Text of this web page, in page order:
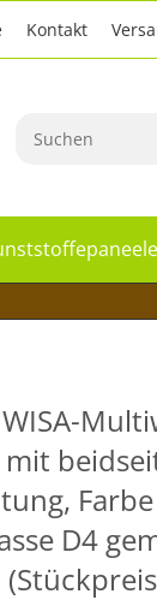
Kontakt
Farbe
D4